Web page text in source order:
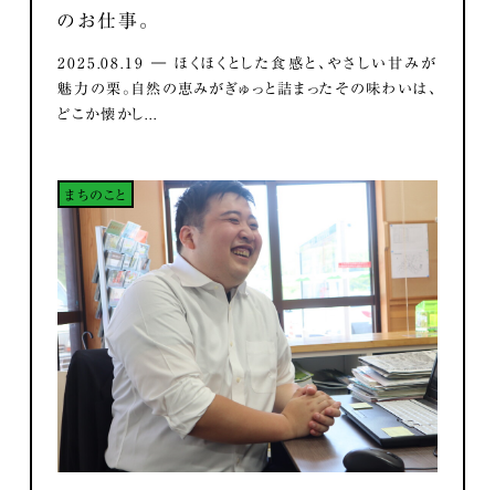
のお仕事。
2025.08.19 ― ほくほくとした食感と、やさしい甘みが
魅力の栗。自然の恵みがぎゅっと詰まったその味わいは、
どこか懐かし...
まちのこと